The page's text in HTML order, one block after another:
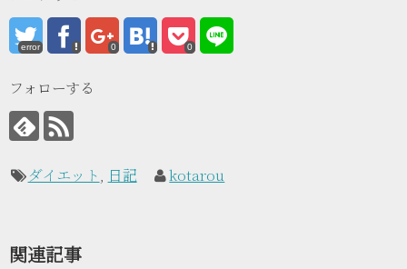
error 0 0
フォローする
ダイエット, 日記 kotarou
関連記事